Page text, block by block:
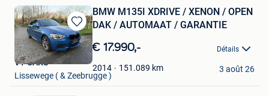
Sauvegarder
dans
Mes
Favoris
BMW M135I XDRIVE / XENON / OPEN
DAK / AUTOMAAT / GARANTIE
€ 17.990,- Détails
2014 151.089 km
VT CARS
Lissewege ( & Zeebrugge )
3 août 26